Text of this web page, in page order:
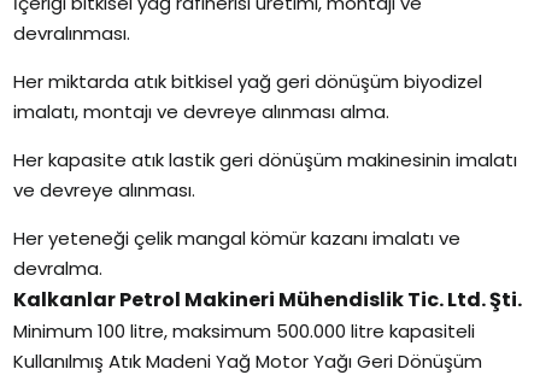
devralınması.
Her miktarda atık bitkisel yağ geri dönüşüm biyodizel
imalatı, montajı ve devreye alınması alma.
Her kapasite atık lastik geri dönüşüm makinesinin imalatı
ve devreye alınması.
Her yeteneği çelik mangal kömür kazanı imalatı ve
devralma.
Kalkanlar Petrol Makineri Mühendislik Tic. Ltd. Şti.
Minimum 100 litre, maksimum 500.000 litre kapasiteli
Kullanılmış Atık Madeni Yağ Motor Yağı Geri Dönüşüm